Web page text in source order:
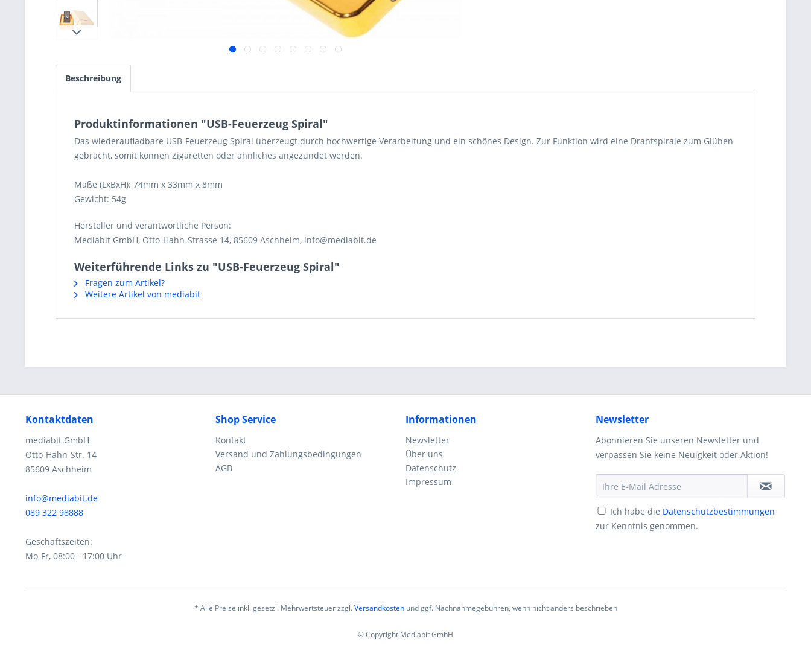
Beschreibung
Produktinformationen "USB-Feuerzeug Spiral"
Das wiederaufladbare USB-Feuerzeug Spiral überzeugt durch hochwertige Verarbeitung und ein schönes Design. Zur Funktion wird eine Drahtspirale zum Glühen
gebracht, somit können Zigaretten oder ähnliches angezündet werden.
Maße (LxBxH): 74mm x 33mm x 8mm
Gewicht: 54g
Hersteller und verantwortliche Person:
Mediabit GmbH, Otto-Hahn-Strasse 14, 85609 Aschheim, info@mediabit.de
Weiterführende Links zu "USB-Feuerzeug Spiral"
Fragen zum Artikel?
Weitere Artikel von mediabit
Kontaktdaten
mediabit GmbH
Otto-Hahn-Str. 14
85609 Aschheim
info@mediabit.de
089 322 98888
Geschäftszeiten:
Mo-Fr, 08:00 - 17:00 Uhr
Shop Service
Kontakt
Versand und Zahlungsbedingungen
AGB
Informationen
Newsletter
Über uns
Datenschutz
Impressum
Newsletter
Abonnieren Sie unseren Newsletter und
verpassen Sie keine Neuigkeit oder Aktion!
Ich habe die Datenschutzbestimmungen
zur Kenntnis genommen.
* Alle Preise inkl. gesetzl. Mehrwertsteuer zzgl.Versandkostenund ggf. Nachnahmegebühren, wenn nicht anders beschrieben
© Copyright Mediabit GmbH